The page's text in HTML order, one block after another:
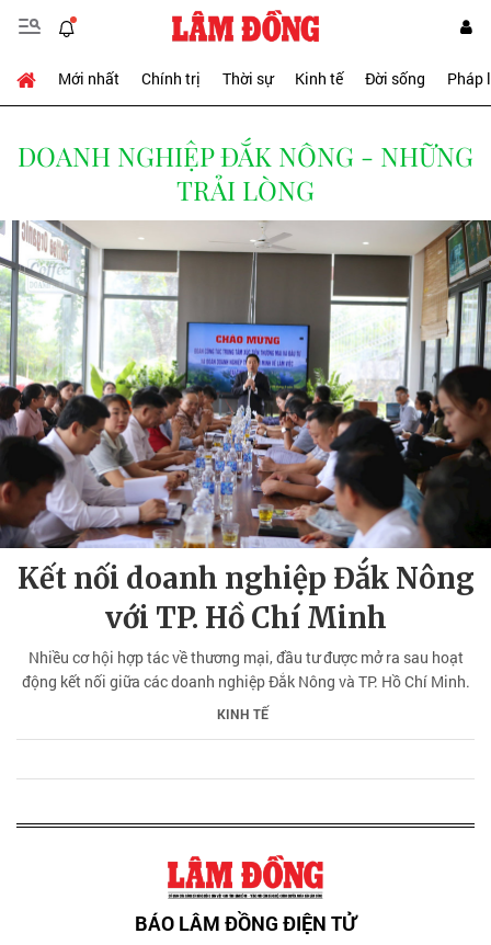
Mới nhất Chính trị Thời sự Kinh tế Đời sống Pháp
DOANH NGHIỆP ĐẮK NÔNG - NHỮNG
TRẢI LÒNG
Kết nối doanh nghiệp Đắk Nông
với TP. Hồ Chí Minh
Nhiều cơ hội hợp tác về thương mại, đầu tư được mở ra sau hoạt
động kết nối giữa các doanh nghiệp Đắk Nông và TP. Hồ Chí Minh.
KINH TẾ
BÁO LÂM ĐỒNG ĐIỆN TỬ